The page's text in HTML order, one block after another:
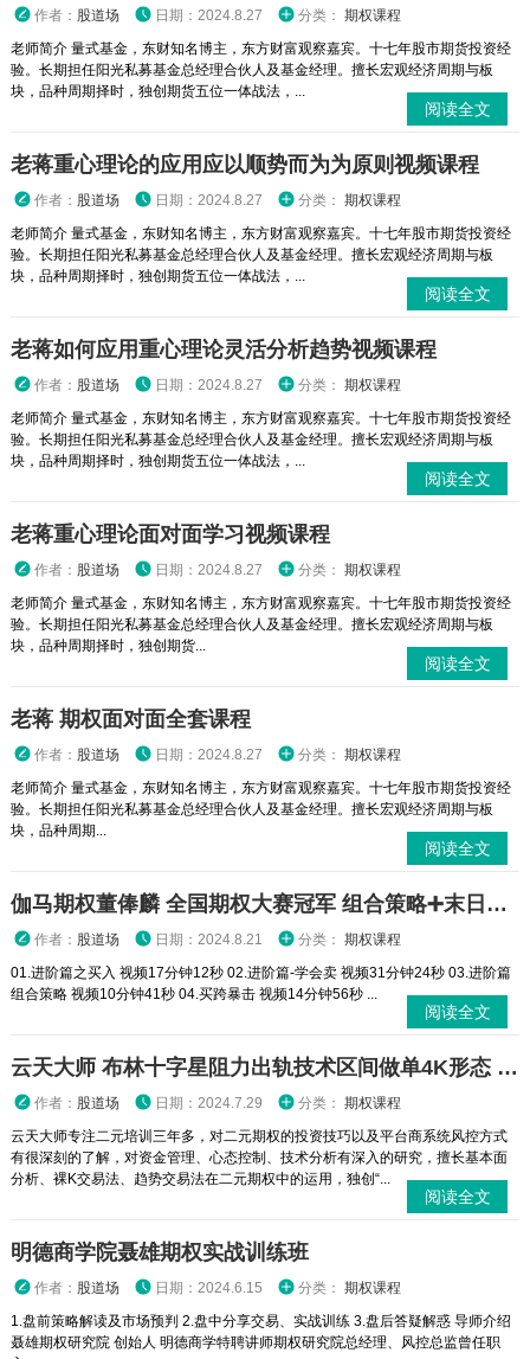
作者： 股道场 日期：2024.8.27 分类： 期权课程
老师简介 量式基金，东财知名博主，东方财富观察嘉宾。十七年股市期货投资经
验。长期担任阳光私募基金总经理合伙人及基金经理。擅长宏观经济周期与板
块，品种周期择时，独创期货五位一体战法，...
阅读全文
老蒋重心理论的应用应以顺势而为为原则视频课程
作者： 股道场 日期：2024.8.27 分类： 期权课程
老师简介 量式基金，东财知名博主，东方财富观察嘉宾。十七年股市期货投资经
验。长期担任阳光私募基金总经理合伙人及基金经理。擅长宏观经济周期与板
块，品种周期择时，独创期货五位一体战法，...
阅读全文
老蒋如何应用重心理论灵活分析趋势视频课程
作者： 股道场 日期：2024.8.27 分类： 期权课程
老师简介 量式基金，东财知名博主，东方财富观察嘉宾。十七年股市期货投资经
验。长期担任阳光私募基金总经理合伙人及基金经理。擅长宏观经济周期与板
块，品种周期择时，独创期货五位一体战法，...
阅读全文
老蒋重心理论面对面学习视频课程
作者： 股道场 日期：2024.8.27 分类： 期权课程
老师简介 量式基金，东财知名博主，东方财富观察嘉宾。十七年股市期货投资经
验。长期担任阳光私募基金总经理合伙人及基金经理。擅长宏观经济周期与板
块，品种周期择时，独创期货...
阅读全文
老蒋 期权面对面全套课程
作者： 股道场 日期：2024.8.27 分类： 期权课程
老师简介 量式基金，东财知名博主，东方财富观察嘉宾。十七年股市期货投资经
验。长期担任阳光私募基金总经理合伙人及基金经理。擅长宏观经济周期与板
块，品种周期...
阅读全文
伽马期权董俸麟 全国期权大赛冠军 组合策略➕末日轮视频课程
作者： 股道场 日期：2024.8.21 分类： 期权课程
01.进阶篇之买入 视频17分钟12秒 02.进阶篇-学会卖 视频31分钟24秒 03.进阶篇
组合策略 视频10分钟41秒 04.买跨暴击 视频14分钟56秒 ...
阅读全文
云天大师 布林十字星阻力出轨技术区间做单4K形态 二元期权外汇实战培训视频课程
作者： 股道场 日期：2024.7.29 分类： 期权课程
云天大师专注二元培训三年多，对二元期权的投资技巧以及平台商系统风控方式
有很深刻的了解，对资金管理、心态控制、技术分析有深入的研究，擅长基本面
分析、裸K交易法、趋势交易法在二元期权中的运用，独创“...
阅读全文
明德商学院聂雄期权实战训练班
作者： 股道场 日期：2024.6.15 分类： 期权课程
1.盘前策略解读及市场预判 2.盘中分享交易、实战训练 3.盘后答疑解惑 导师介绍
聂雄期权研究院 创始人 明德商学特聘讲师期权研究院总经理、风控总监曾任职